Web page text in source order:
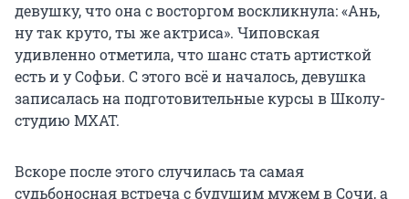
девушку, что она с восторгом воскликнула: «Ань,
ну так круто, ты же актриса». Чиповская
удивленно отметила, что шанс стать артисткой
есть и у Софьи. С этого всё и началось, девушка
записалась на подготовительные курсы в Школу-
студию МХАТ.
Вскоре после этого случилась та самая
судьбоносная встреча с будущим мужем в Сочи, а